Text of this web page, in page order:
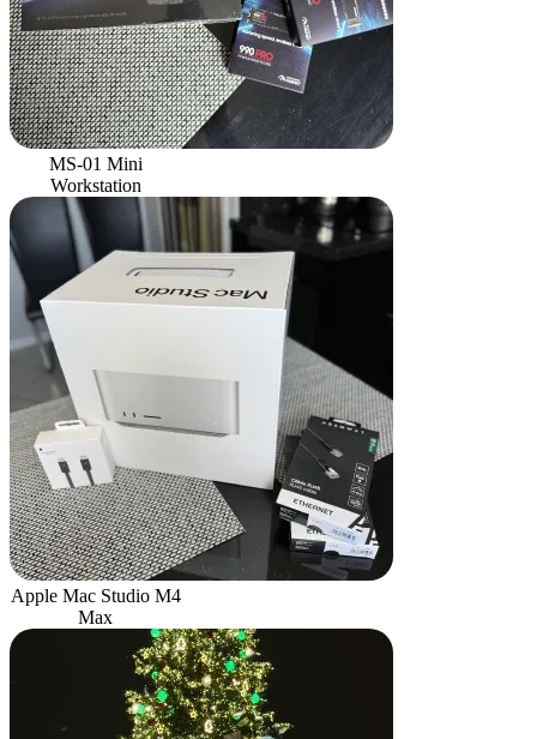
MS-01 Mini
Workstation
Apple Mac Studio M4
Max